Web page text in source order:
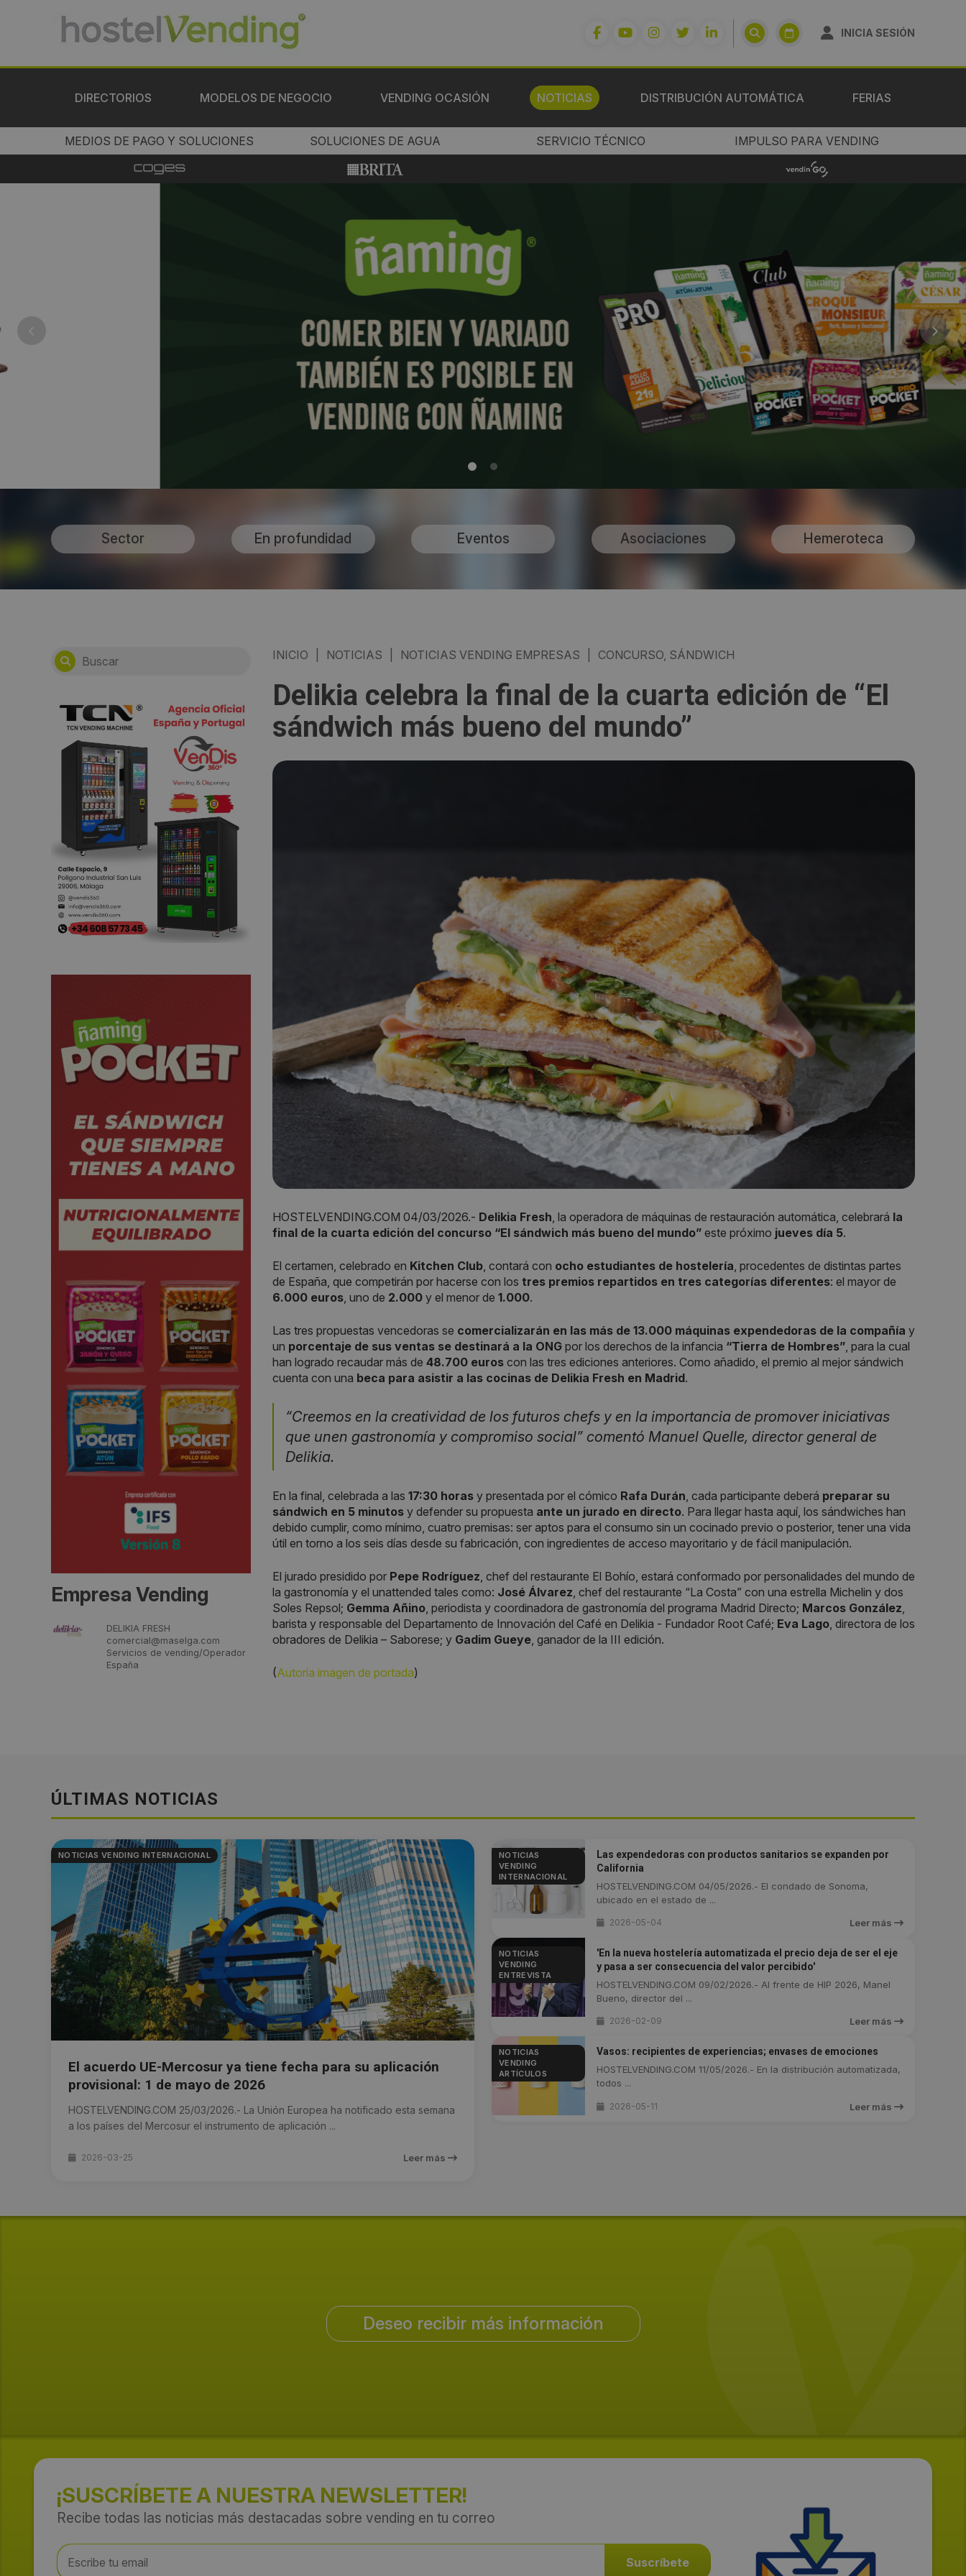
INICIA SESIÓN
DIRECTORIOS MODELOS DE NEGOCIO VENDING OCASIÓN NOTICIAS DISTRIBUCIÓN AUTOMÁTICA FERIAS
MEDIOS DE PAGO Y SOLUCIONES SOLUCIONES DE AGUA SERVICIO TÉCNICO IMPULSO PARA VENDING
Sector En profundidad Eventos Asociaciones Hemeroteca
Empresa Vending
DELIKIA FRESH
comercial@maselga.com
Servicios de vending/Operador
España
INICIO NOTICIAS NOTICIAS VENDING EMPRESAS CONCURSO, SÁNDWICH
Delikia celebra la final de la cuarta edición de “El
sándwich más bueno del mundo”
HOSTELVENDING.COM 04/03/2026.- Delikia Fresh, la operadora de máquinas de restauración automática, celebrará la
final de la cuarta edición del concurso “El sándwich más bueno del mundo” este próximo jueves día 5.
El certamen, celebrado en Kitchen Club, contará con ocho estudiantes de hostelería, procedentes de distintas partes
de España, que competirán por hacerse con los tres premios repartidos en tres categorías diferentes: el mayor de
6.000 euros, uno de 2.000 y el menor de 1.000.
Las tres propuestas vencedoras se comercializarán en las más de 13.000 máquinas expendedoras de la compañía y
un porcentaje de sus ventas se destinará a la ONG por los derechos de la infancia “Tierra de Hombres”, para la cual
han logrado recaudar más de 48.700 euros con las tres ediciones anteriores. Como añadido, el premio al mejor sándwich
cuenta con una beca para asistir a las cocinas de Delikia Fresh en Madrid.
“Creemos en la creatividad de los futuros chefs y en la importancia de promover iniciativas
que unen gastronomía y compromiso social” comentó Manuel Quelle, director general de
Delikia.
En la final, celebrada a las 17:30 horas y presentada por el cómico Rafa Durán, cada participante deberá preparar su
sándwich en 5 minutos y defender su propuesta ante un jurado en directo. Para llegar hasta aquí, los sándwiches han
debido cumplir, como mínimo, cuatro premisas: ser aptos para el consumo sin un cocinado previo o posterior, tener una vida
útil en torno a los seis días desde su fabricación, con ingredientes de acceso mayoritario y de fácil manipulación.
El jurado presidido por Pepe Rodríguez, chef del restaurante El Bohío, estará conformado por personalidades del mundo de
la gastronomía y el unattended tales como: José Álvarez, chef del restaurante “La Costa” con una estrella Michelin y dos
Soles Repsol; Gemma Añino, periodista y coordinadora de gastronomía del programa Madrid Directo; Marcos González,
barista y responsable del Departamento de Innovación del Café en Delikia - Fundador Root Café; Eva Lago, directora de los
obradores de Delikia – Saborese; y Gadim Gueye, ganador de la III edición.
(Autoría imagen de portada)
ÚLTIMAS NOTICIAS
NOTICIAS VENDING INTERNACIONAL
El acuerdo UE-Mercosur ya tiene fecha para su aplicación
provisional: 1 de mayo de 2026
HOSTELVENDING.COM 25/03/2026.- La Unión Europea ha notificado esta semana
a los países del Mercosur el instrumento de aplicación ...
2026-03-25 Leer más
NOTICIAS
VENDING
INTERNACIONAL
Las expendedoras con productos sanitarios se expanden por
California
HOSTELVENDING.COM 04/05/2026.- El condado de Sonoma,
ubicado en el estado de ...
2026-05-04 Leer más
NOTICIAS
VENDING
ENTREVISTA
'En la nueva hostelería automatizada el precio deja de ser el eje
y pasa a ser consecuencia del valor percibido'
HOSTELVENDING.COM 09/02/2026.- Al frente de HIP 2026, Manel
Bueno, director del ...
2026-02-09 Leer más
NOTICIAS
VENDING
ARTÍCULOS
Vasos: recipientes de experiencias; envases de emociones
HOSTELVENDING.COM 11/05/2026.- En la distribución automatizada,
todos ...
2026-05-11 Leer más
Deseo recibir más información
¡SUSCRÍBETE A NUESTRA NEWSLETTER!
Recibe todas las noticias más destacadas sobre vending en tu correo